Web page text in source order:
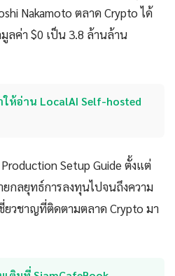
Nakamoto ตลาด Crypto ได้
ลค่า $0 เป็น 3.8 ล้านล้าน
ห้อ่าน LocalAI Self-hosted
Setup Guide ตั้งแต่
กลยุทธ์การลงทุนไปจนถึงความ
ยวชาญที่ติดตามตลาด Crypto มา